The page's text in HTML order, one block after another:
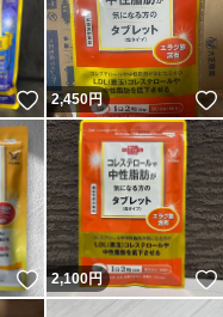
いいね！
2,450円
いいね！
2,100円